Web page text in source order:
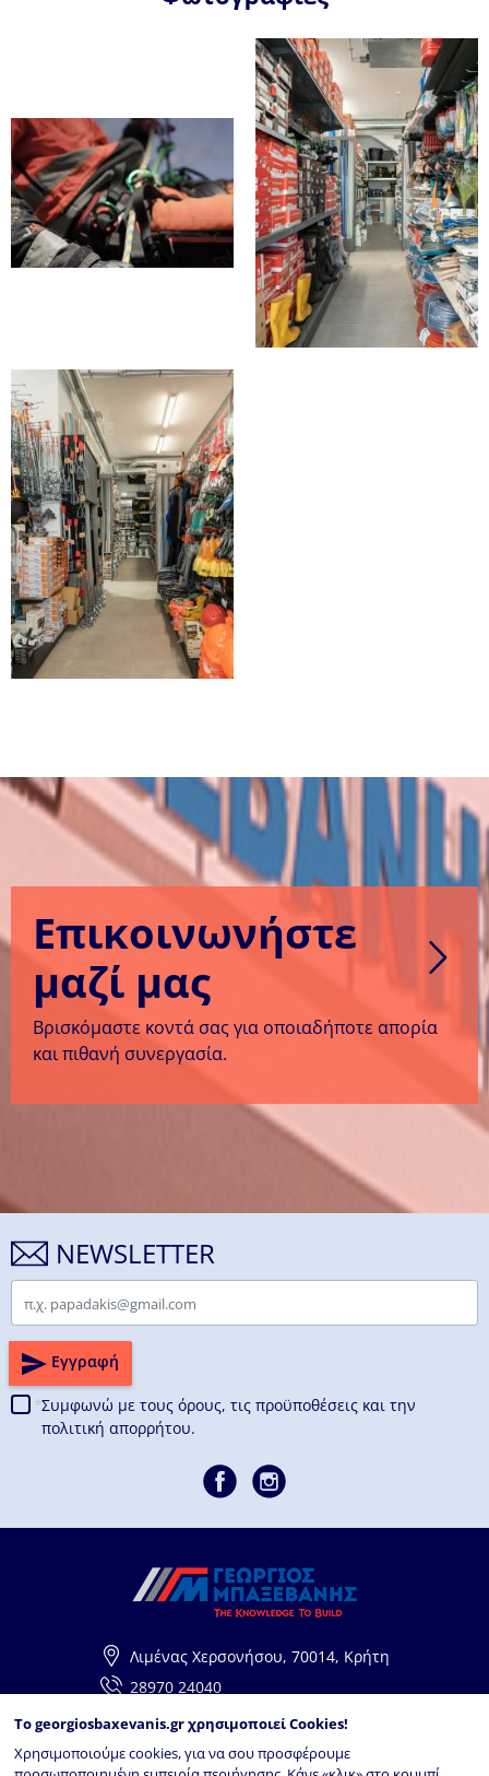
Επικοινωνήστε
μαζί μας
Βρισκόμαστε κοντά σας για οποιαδήποτε απορία
και πιθανή συνεργασία.
NEWSLETTER
Εγγραφή
Συμφωνώ με τους όρους, τις προϋποθέσεις και την
πολιτική απορρήτου.
Λιμένας Χερσονήσου, 70014, Κρήτη
28970 24040
info@georgiosbaxevanis.gr
Togeorgiosbaxevanis.grχρησιμοποιεί Cookies!
Χρησιμοποιούμε cookies, για να σου προσφέρουμε